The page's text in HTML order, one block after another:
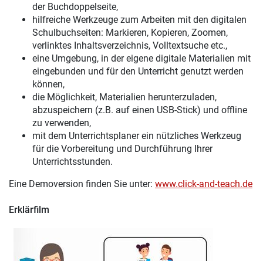
der Buchdoppelseite,
hilfreiche Werkzeuge zum Arbeiten mit den digitalen
Schulbuchseiten: Markieren, Kopieren, Zoomen,
verlinktes Inhaltsverzeichnis, Volltextsuche etc.,
eine Umgebung, in der eigene digitale Materialien mit
eingebunden und für den Unterricht genutzt werden
können,
die Möglichkeit, Materialien herunterzuladen,
abzuspeichern (z.B. auf einen USB-Stick) und offline
zu verwenden,
mit dem Unterrichtsplaner ein nützliches Werkzeug
für die Vorbereitung und Durchführung Ihrer
Unterrichtsstunden.
Eine Demoversion finden Sie unter: www.click-and-teach.de
Erklärfilm